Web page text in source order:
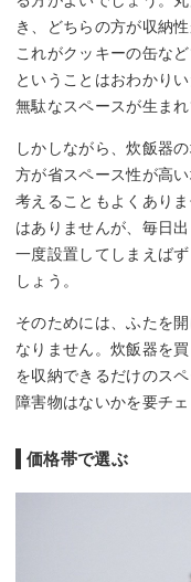
き、どちらの方が収納
これがクッキーの缶な
ということはおわかり
無駄なスペースが生まれ
しかしながら、炊飯器
方が省スペース性が高
考えることもよくあり
はありませんが、毎日
一度設置してしまえば
しょう。
そのためには、ふたを
なりません。炊飯器を
を収納できるだけのス
障害物はないかを要チェ
価格帯で選ぶ